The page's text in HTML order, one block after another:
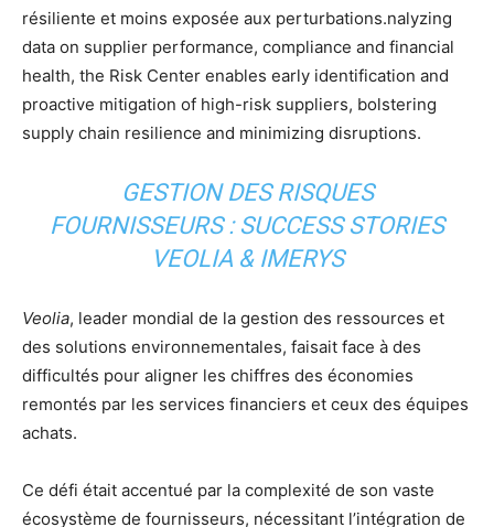
résiliente et moins exposée aux perturbations.nalyzing
data on supplier performance, compliance and financial
health, the Risk Center enables early identification and
proactive mitigation of high-risk suppliers, bolstering
supply chain resilience and minimizing disruptions.
GESTION DES RISQUES
FOURNISSEURS : SUCCESS STORIES
VEOLIA & IMERYS
Veolia, leader mondial de la gestion des ressources et
des solutions environnementales, faisait face à des
difficultés pour aligner les chiffres des économies
remontés par les services financiers et ceux des équipes
achats.
Ce défi était accentué par la complexité de son vaste
écosystème de fournisseurs, nécessitant l’intégration de